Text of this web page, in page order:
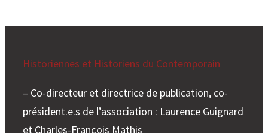
Historiennes et Historiens du Contemporain
– Co-directeur et directrice de publication, co-
président.e.s de l’association : Laurence Guignard
et Charles-François Mathis